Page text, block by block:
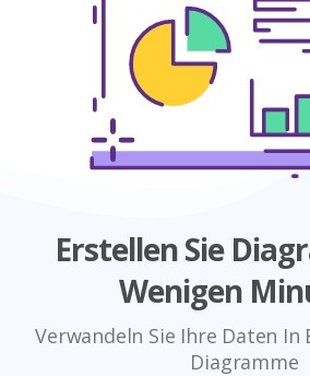
Erstellen Sie
Wenigen
Verwandeln Sie Ihre Daten In
Diagramme